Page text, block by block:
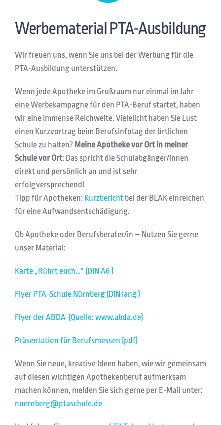
Werbematerial PTA-Ausbildung
Wir freuen uns, wenn Sie uns bei der Werbung für die
PTA-Ausbildung unterstützen.
Wenn jede Apotheke im Großraum nur einmal im Jahr
eine Werbekampagne für den PTA-Beruf startet, haben
wir eine immense Reichweite. Vielelicht haben Sie Lust
einen Kurzvortrag beim Berufsinfotag der örtlichen
Schule zu halten? Meine Apotheke vor Ort in meiner
Schule vor Ort: Das spricht die Schulabgänger/innen
direkt und persönlich an und ist sehr
erfolgversprechend!
Tipp für Apotheken: Kurzbericht bei der BLAK einreichen
für eine Aufwandsentschädigung.
Ob Apotheke oder Berufsberater/in – Nutzen Sie gerne
unser Material:
Karte „Rührt euch…“ (DIN A6 )
Flyer PTA-Schule Nürnberg (DIN lang )
Flyer der ABDA (Quelle: www.abda.de)
Präsentation für Berufsmessen (pdf)
Wenn Sie neue, kreative Ideen haben, wie wir gemeinsam
auf diesen wichtigen Apothekenberuf aufmerksam
machen können, melden Sie sich gerne per E-Mail unter:
nuernberg@ptaschule.de